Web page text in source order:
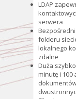
LDAP
serwera
folderu
lokalnego
zdalne
Duża
minutę i 100